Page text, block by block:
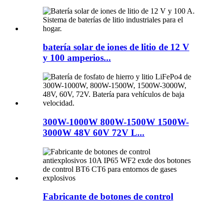
batería solar de iones de litio de 12 V
y 100 amperios...
300W-1000W 800W-1500W 1500W-
3000W 48V 60V 72V L...
Fabricante de botones de control